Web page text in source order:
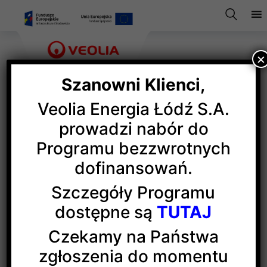
Chce przepisać umowę
sprzedaży ciepła, jak mogę
to zrobić?
Aby przepisać umowę sprzedaży ciepła konieczne
jest dostarczenie do Zespołu ds. Obsługi Klienta
Wniosku o rozwiązanie umowy sprzedaży ciepła
Szanowni Klienci,
Veolia Energia Łódź S.A.
prowadzi nabór do
Programu bezzwrotnych
dofinansowań.
Szczegóły Programu
dostępne są TUTAJ
Czekamy na Państwa
zgłoszenia do momentu
×